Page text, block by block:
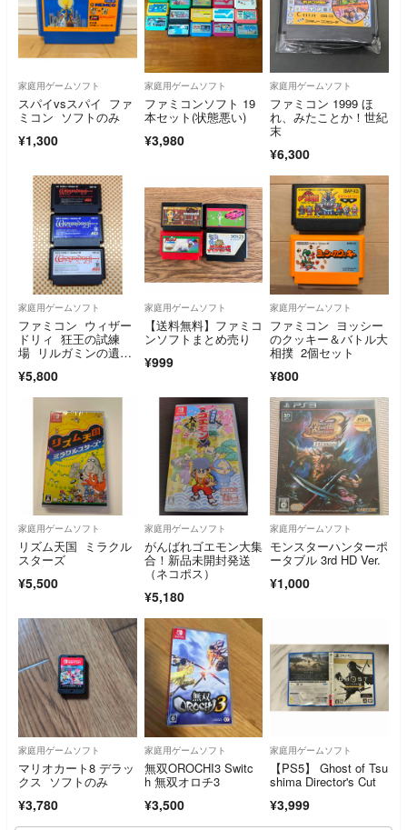
家庭用ゲームソフト
スパイvsスパイ ファ
ミコン ソフトのみ
¥1,300
家庭用ゲームソフト
ファミコンソフト 19
本セット(状態悪い)
¥3,980
家庭用ゲームソフト
ファミコン 1999 ほ
れ、みたことか！世紀
末
¥6,300
家庭用ゲームソフト
ファミコン ウィザー
ドリィ 狂王の試練
場 リルガミンの遺
士 Ⅰ.Ⅱ.Ⅲ 3本セッ
¥5,800
家庭用ゲームソフト
【送料無料】ファミコ
ンソフトまとめ売り
¥999
家庭用ゲームソフト
ファミコン ヨッシー
のクッキー＆バトル大
相撲 2個セット
¥800
家庭用ゲームソフト
リズム天国 ミラクル
スターズ
¥5,500
家庭用ゲームソフト
がんばれゴエモン大集
合！新品未開封発送
（ネコポス）
¥5,180
家庭用ゲームソフト
モンスターハンターポ
ータブル 3rd HD Ver.
¥1,000
家庭用ゲームソフト
マリオカート8 デラッ
クス ソフトのみ
¥3,780
家庭用ゲームソフト
無双OROCHI3 Switc
h 無双オロチ3
¥3,500
家庭用ゲームソフト
【PS5】 Ghost of Tsu
shima Director's Cut
¥3,999